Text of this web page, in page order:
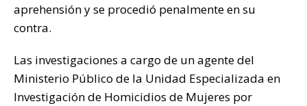
aprehensión y se procedió penalmente en su
contra.
Las investigaciones a cargo de un agente del
Ministerio Público de la Unidad Especializada en
Investigación de Homicidios de Mujeres por